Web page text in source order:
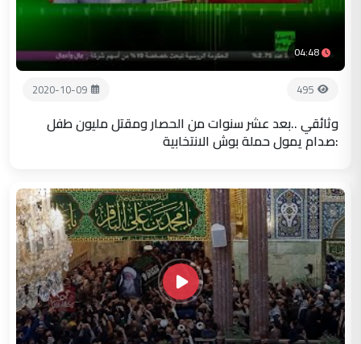
04:48
495
2020-10-09
وثائقي ..بعد عشر سنوات من الحصار ومقتل مليون طفل
:صدام يمول حملة بوش الانتخابية